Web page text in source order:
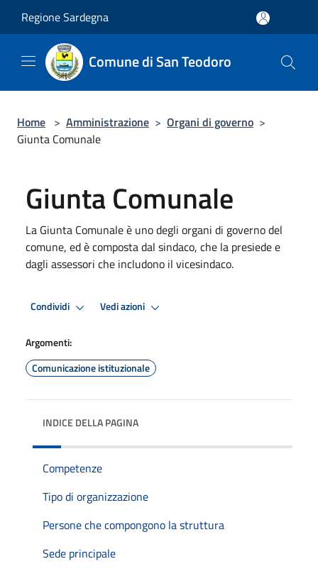
Regione Sardegna
Comune di San Teodoro
Home > Amministrazione > Organi di governo >
Giunta Comunale
Giunta Comunale
La Giunta Comunale è uno degli organi di governo del
comune, ed è composta dal sindaco, che la presiede e
dagli assessori che includono il vicesindaco.
Condividi Vedi azioni
Argomenti:
Comunicazione istituzionale
INDICE DELLA PAGINA
Competenze
Tipo di organizzazione
Persone che compongono la struttura
Sede principale